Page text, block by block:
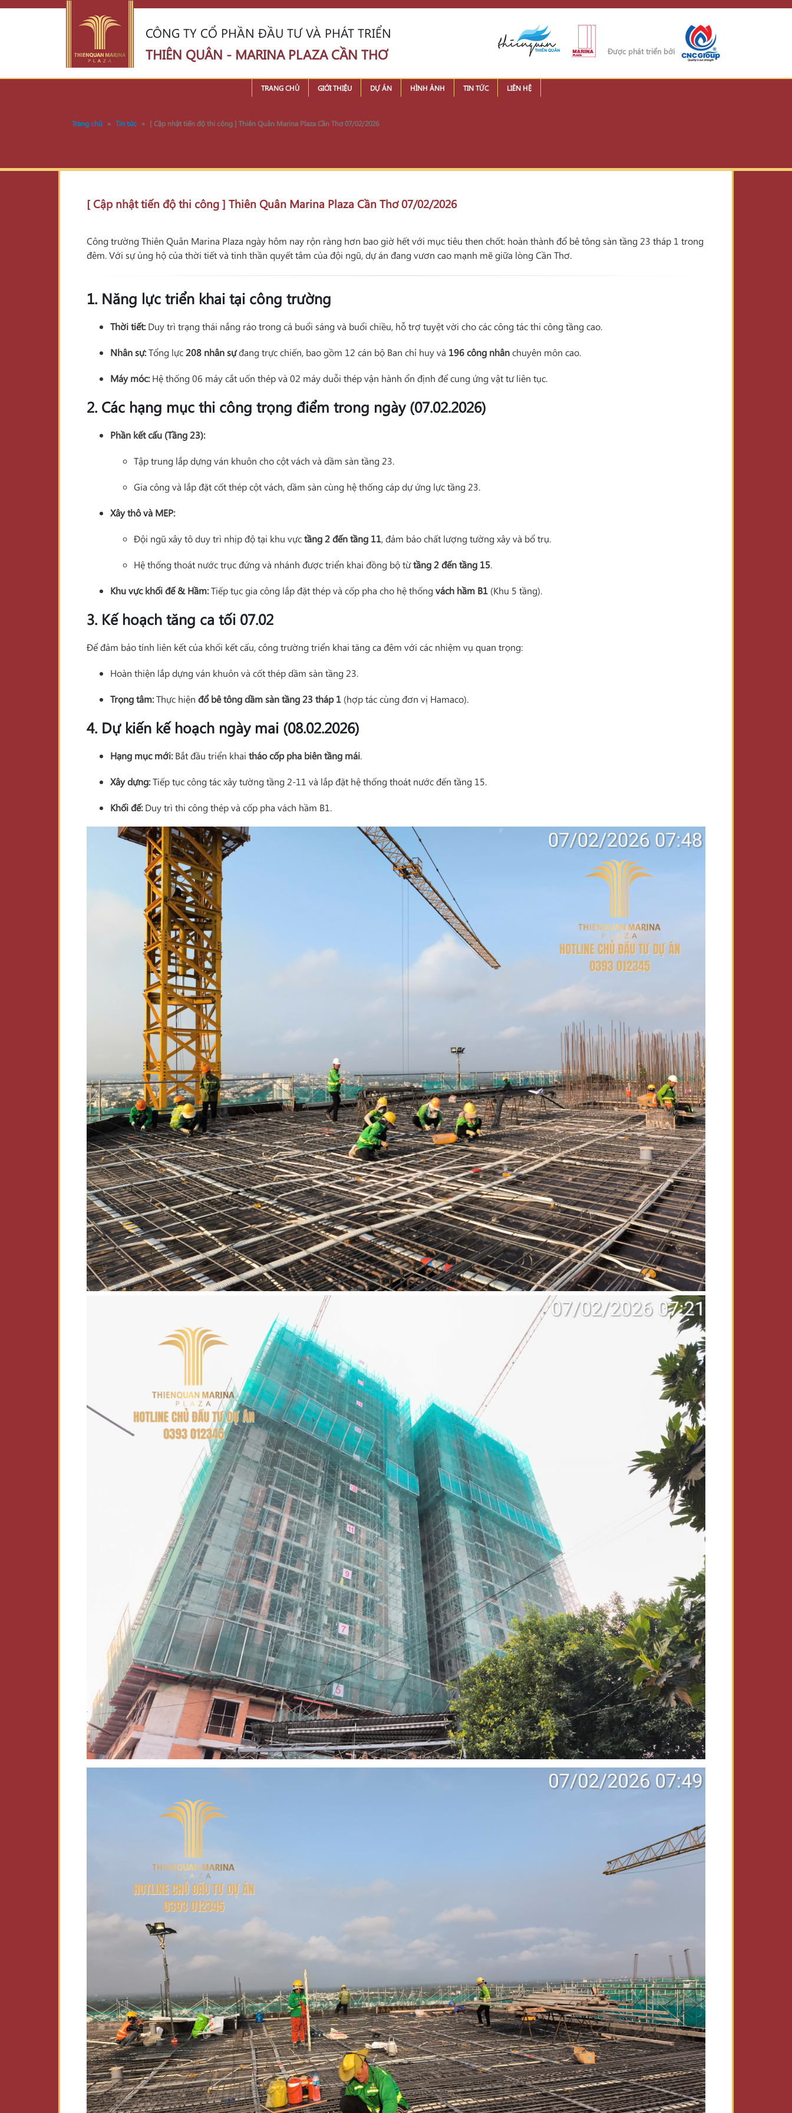
CÔNG TY CỔ PHẦN ĐẦU TƯ VÀ PHÁT TRIỂN
THIÊN QUÂN - MARINA PLAZA CẦN THƠ Được phát triển bởi
TRANG CHỦ GIỚI THIỆU DỰ ÁN HÌNH ẢNH TIN TỨC LIÊN HỆ
Trang chủ » Tin tức » [ Cập nhật tiến độ thi công ] Thiên Quân Marina Plaza Cần Thơ 07/02/2026
[ Cập nhật tiến độ thi công ] Thiên Quân Marina Plaza Cần Thơ 07/02/2026
Công trường Thiên Quân Marina Plaza ngày hôm nay rộn ràng hơn bao giờ hết với mục tiêu then chốt: hoàn thành đổ bê tông sàn tầng 23 tháp 1 trong
đêm. Với sự ủng hộ của thời tiết và tinh thần quyết tâm của đội ngũ, dự án đang vươn cao mạnh mẽ giữa lòng Cần Thơ.
1. Năng lực triển khai tại công trường
Thời tiết:Duy trì trạng thái nắng ráo trong cả buổi sáng và buổi chiều, hỗ trợ tuyệt vời cho các công tác thi công tầng cao.
Nhân sự:Tổng lực208 nhân sựđang trực chiến, bao gồm 12 cán bộ Ban chỉ huy và 196 công nhânchuyên môn cao.
Máy móc:Hệ thống 06 máy cắt uốn thép và 02 máy duỗi thép vận hành ổn định để cung ứng vật tư liên tục.
2. Các hạng mục thi công trọng điểm trong ngày (07.02.2026)
Phần kết cấu (Tầng 23):
Tập trung lắp dựng ván khuôn cho cột vách và dầm sàn tầng 23.
Gia công và lắp đặt cốt thép cột vách, dầm sàn cùng hệ thống cáp dự ứng lực tầng 23.
Xây thô và MEP:
Đội ngũ xây tô duy trì nhịp độ tại khu vựctầng 2 đến tầng 11, đảm bảo chất lượng tường xây và bổ trụ.
Hệ thống thoát nước trục đứng và nhánh được triển khai đồng bộ từtầng 2 đến tầng 15.
Khu vực khối đế & Hầm:Tiếp tục gia công lắp đặt thép và cốp pha cho hệ thốngvách hầm B1 (Khu 5 tầng).
3. Kế hoạch tăng ca tối 07.02
Để đảm bảo tính liên kết của khối kết cấu, công trường triển khai tăng ca đêm với các nhiệm vụ quan trọng:
Hoàn thiện lắp dựng ván khuôn và cốt thép dầm sàn tầng 23.
Trọng tâm:Thực hiện đổ bê tông dầm sàn tầng 23 tháp 1 (hợp tác cùng đơn vị Hamaco).
4. Dự kiến kế hoạch ngày mai (08.02.2026)
Hạng mục mới:Bắt đầu triển khai tháo cốp pha biên tầng mái.
Xây dựng:Tiếp tục công tác xây tường tầng 2-11 và lắp đặt hệ thống thoát nước đến tầng 15.
Khối đế:Duy trì thi công thép và cốp pha vách hầm B1.